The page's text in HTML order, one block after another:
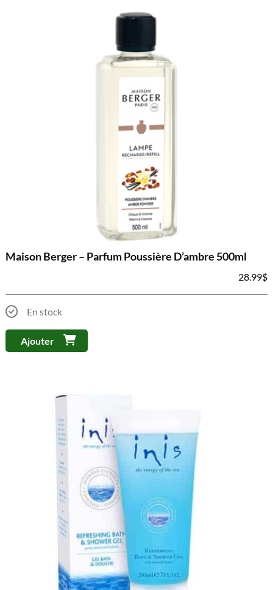
Maison Berger – Parfum Poussière D’ambre 500ml
28.99$
En stock
Ajouter